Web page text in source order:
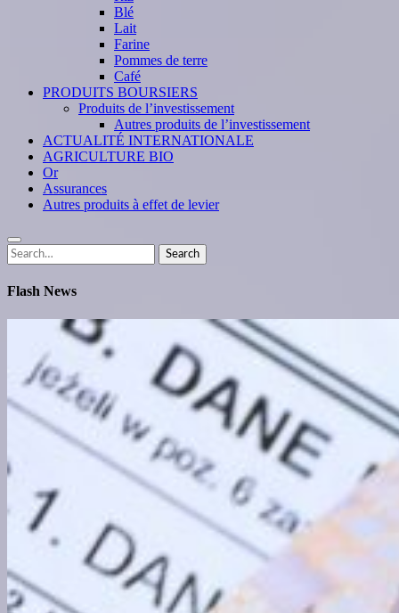
Blé
Lait
Farine
Pommes de terre
Café
PRODUITS BOURSIERS
Produits de l’investissement
Autres produits de l’investissement
ACTUALITÉ INTERNATIONALE
AGRICULTURE BIO
Or
Assurances
Autres produits à effet de levier
Search
for:
Search
Flash News